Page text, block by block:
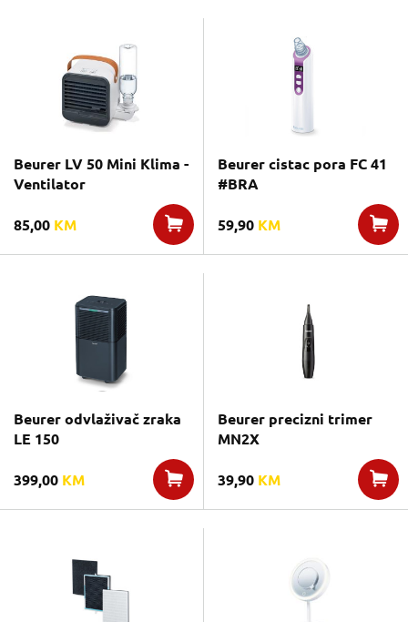
Beurer LV 50 Mini Klima -
Ventilator
85,00 KM
Beurer cistac pora FC 41
#BRA
59,90 KM
Beurer odvlaživač zraka
LE 150
399,00 KM
Beurer precizni trimer
MN2X
39,90 KM